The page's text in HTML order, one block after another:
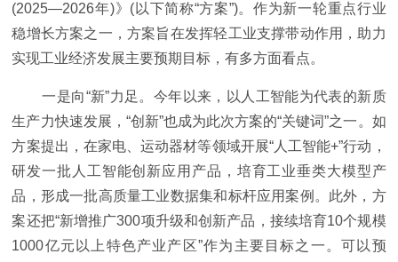
(2025—2026年)》(以下简称“方案”)。作为新一轮重点行业
稳增长方案之一，方案旨在发挥轻工业支撑带动作用，助力
实现工业经济发展主要预期目标，有多方面看点。
一是向“新”力足。今年以来，以人工智能为代表的新质
生产力快速发展，“创新”也成为此次方案的“关键词”之一。如
方案提出，在家电、运动器材等领域开展“人工智能+”行动，
研发一批人工智能创新应用产品，培育工业垂类大模型产
品，形成一批高质量工业数据集和标杆应用案例。此外，方
案还把“新增推广300项升级和创新产品，接续培育10个规模
1000亿元以上特色产业产区”作为主要目标之一。可以预